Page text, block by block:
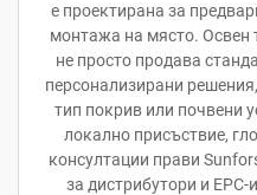
е проектирана за
монтажа на място. Освен
не просто продава
персонализирани
тип покрив или почвени
локално присъствие,
консултации прави
за дистрибутори и